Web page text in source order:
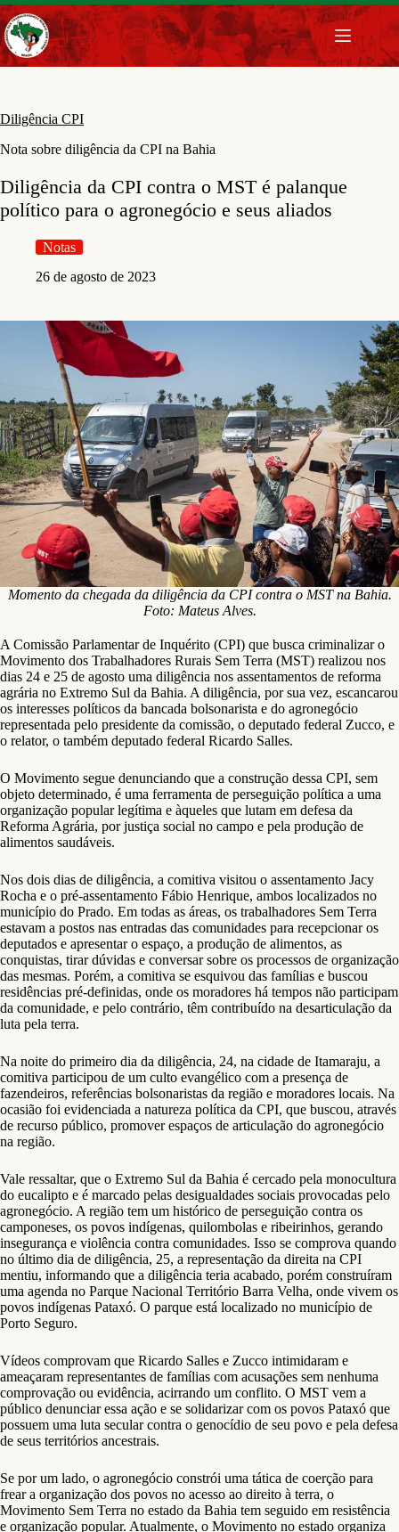
Pular
para
o
conteúdo
Diligência CPI
Nota sobre diligência da CPI na Bahia
Diligência da CPI contra o MST é palanque
político para o agronegócio e seus aliados
Notas
26 de agosto de 2023
Momento da chegada da diligência da CPI contra o MST na Bahia.
Foto: Mateus Alves.
A Comissão Parlamentar de Inquérito (CPI) que busca criminalizar o
Movimento dos Trabalhadores Rurais Sem Terra (MST) realizou nos
dias 24 e 25 de agosto uma diligência nos assentamentos de reforma
agrária no Extremo Sul da Bahia. A diligência, por sua vez, escancarou
os interesses políticos da bancada bolsonarista e do agronegócio
representada pelo presidente da comissão, o deputado federal Zucco, e
o relator, o também deputado federal Ricardo Salles.
O Movimento segue denunciando que a construção dessa CPI, sem
objeto determinado, é uma ferramenta de perseguição política a uma
organização popular legítima e àqueles que lutam em defesa da
Reforma Agrária, por justiça social no campo e pela produção de
alimentos saudáveis.
Nos dois dias de diligência, a comitiva visitou o assentamento Jacy
Rocha e o pré-assentamento Fábio Henrique, ambos localizados no
município do Prado. Em todas as áreas, os trabalhadores Sem Terra
estavam a postos nas entradas das comunidades para recepcionar os
deputados e apresentar o espaço, a produção de alimentos, as
conquistas, tirar dúvidas e conversar sobre os processos de organização
das mesmas. Porém, a comitiva se esquivou das famílias e buscou
residências pré-definidas, onde os moradores há tempos não participam
da comunidade, e pelo contrário, têm contribuído na desarticulação da
luta pela terra.
Na noite do primeiro dia da diligência, 24, na cidade de Itamaraju, a
comitiva participou de um culto evangélico com a presença de
fazendeiros, referências bolsonaristas da região e moradores locais. Na
ocasião foi evidenciada a natureza política da CPI, que buscou, através
de recurso público, promover espaços de articulação do agronegócio
na região.
Vale ressaltar, que o Extremo Sul da Bahia é cercado pela monocultura
do eucalipto e é marcado pelas desigualdades sociais provocadas pelo
agronegócio. A região tem um histórico de perseguição contra os
camponeses, os povos indígenas, quilombolas e ribeirinhos, gerando
insegurança e violência contra comunidades. Isso se comprova quando
no último dia de diligência, 25, a representação da direita na CPI
mentiu, informando que a diligência teria acabado, porém construíram
uma agenda no Parque Nacional Território Barra Velha, onde vivem os
povos indígenas Pataxó. O parque está localizado no município de
Porto Seguro.
Vídeos comprovam que Ricardo Salles e Zucco intimidaram e
ameaçaram representantes de famílias com acusações sem nenhuma
comprovação ou evidência, acirrando um conflito. O MST vem a
público denunciar essa ação e se solidarizar com os povos Pataxó que
possuem uma luta secular contra o genocídio de seu povo e pela defesa
de seus territórios ancestrais.
Se por um lado, o agronegócio constrói uma tática de coerção para
frear a organização dos povos no acesso ao direito à terra, o
Movimento Sem Terra no estado da Bahia tem seguido em resistência
e organização popular. Atualmente, o Movimento no estado organiza